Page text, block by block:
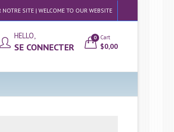
NOTRE SITE | WELCOME TO OUR WEBSITE
HELLO,
SE CONNECTER
0 Cart
$0,00